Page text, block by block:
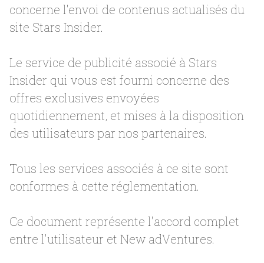
concerne l'envoi de contenus actualisés du
site Stars Insider.
Le service de publicité associé à Stars
Insider qui vous est fourni concerne des
offres exclusives envoyées
quotidiennement, et mises à la disposition
des utilisateurs par nos partenaires.
Tous les services associés à ce site sont
conformes à cette réglementation.
Ce document représente l'accord complet
entre l'utilisateur et New adVentures.